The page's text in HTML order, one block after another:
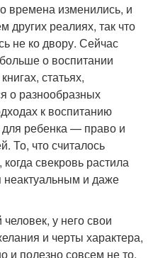
времена изменились, и
других реалиях, так что
не ко двору. Сейчас
о воспитании
статьях,
о разнообразных
к воспитанию
ребенка — право и
То, что считалось
свекровь растила
неактуальным и даже
у него свои
и черты характера,
и полезно совсем не то,